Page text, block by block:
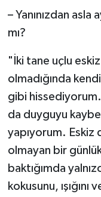
– Yanınızdan asla
mı?
"İki tane uçlu
olmadığında
gibi hissediyorum.
da duyguyu
yapıyorum. Eskiz
olmayan bir
baktığımda
kokusunu,